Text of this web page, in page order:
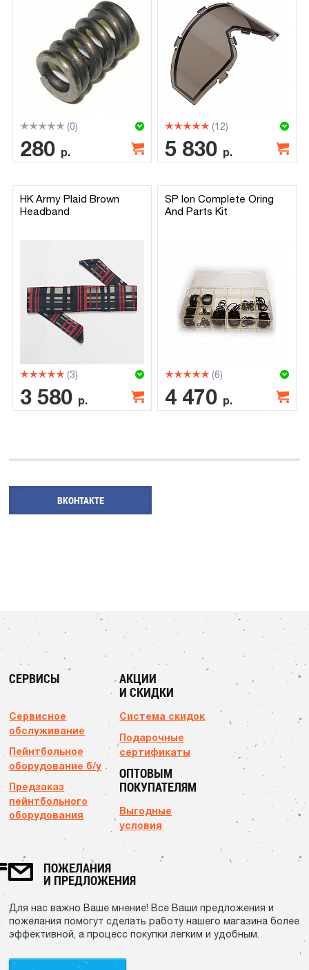
(0)
280 р.
(12)
5 830 р.
HK Army Plaid Brown
Headband
(3)
3 580 р.
SP Ion Complete Oring
And Parts Kit
(6)
4 470 р.
ВКОНТАКТЕ
СЕРВИСЫ
Сервисное
обслуживание
Пейнтбольное
оборудование б/у
Предзаказ
пейнтбольного
оборудования
АКЦИИ
И СКИДКИ
Система скидок
Подарочные
сертификаты
ОПТОВЫМ
ПОКУПАТЕЛЯМ
Выгодные
условия
ПОЖЕЛАНИЯ
И ПРЕДЛОЖЕНИЯ
Для нас важно Ваше мнение! Все Ваши предложения и
пожелания помогут сделать работу нашего магазина более
эффективной, а процесс покупки легким и удобным.